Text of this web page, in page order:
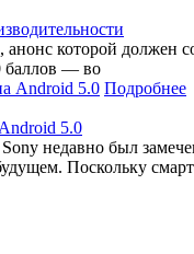
которой должен
баллов — во
Подробнее
5.0
недавно был
Поскольку